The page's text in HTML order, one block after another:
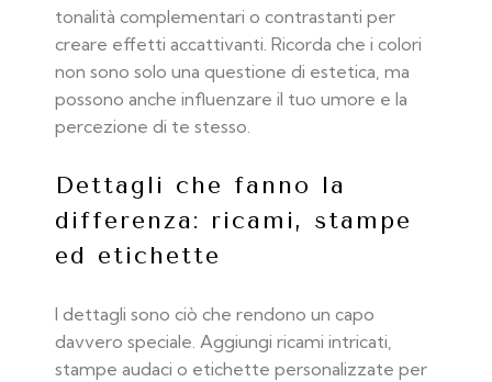
tonalità complementari o contrastanti per
creare effetti accattivanti. Ricorda che i colori
non sono solo una questione di estetica, ma
possono anche influenzare il tuo umore e la
percezione di te stesso.
Dettagli che fanno la
differenza: ricami, stampe
ed etichette
I dettagli sono ciò che rendono un capo
davvero speciale. Aggiungi ricami intricati,
stampe audaci o etichette personalizzate per